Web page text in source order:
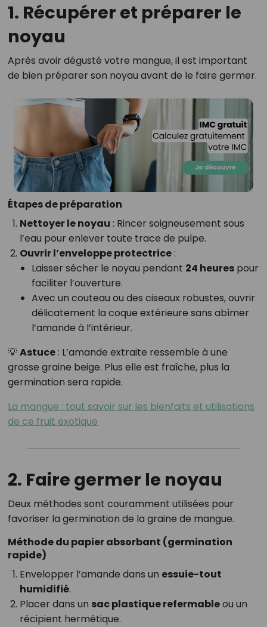
1. Récupérer et préparer le
noyau
Après avoir dégusté votre mangue, il est important
de bien préparer son noyau avant de le faire germer.
Étapes de préparation
Nettoyer le noyau : Rincer soigneusement sous
l’eau pour enlever toute trace de pulpe.
Ouvrir l’enveloppe protectrice:
Laisser sécher le noyau pendant 24 heurespour
faciliter l’ouverture.
Avec un couteau ou des ciseaux robustes, ouvrir
délicatement la coque extérieure sans abîmer
l’amande à l’intérieur.
💡Astuce: L’amande extraite ressemble à une
grosse graine beige. Plus elle est fraîche, plus la
germination sera rapide.
La mangue : tout savoir sur les bienfaits et utilisations
de ce fruit exotique
2. Faire germer le noyau
Deux méthodes sont couramment utilisées pour
favoriser la germination de la graine de mangue.
Méthode du papier absorbant (germination
rapide)
Envelopper l’amande dans un essuie-tout
humidifié.
Placer dans un sac plastique refermableou un
récipient hermétique.